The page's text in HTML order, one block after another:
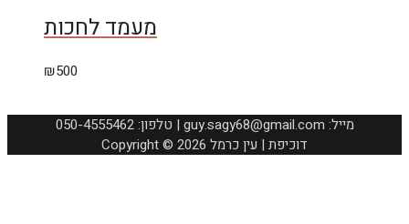
מעמד לחכות
₪500
050-4555462 :טלפון | guy.sagy68@gmail.com :מייל
Copyright © 2026 דוכיפת | עין כרמל